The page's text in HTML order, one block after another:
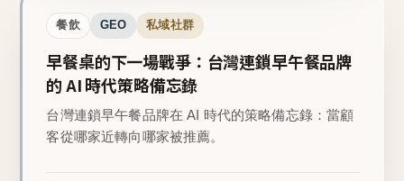
餐飲 GEO 私域社群
早餐桌的下一場戰爭：台灣連鎖早午餐品牌
的 AI 時代策略備忘錄
台灣連鎖早午餐品牌在 AI 時代的策略備忘錄：當顧
客從哪家近轉向哪家被推薦。